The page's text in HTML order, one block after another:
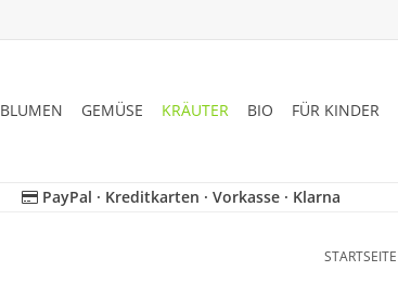
BLUMEN GEMÜSE KRÄUTER BIO FÜR KINDER
PayPal · Kreditkarten · Vorkasse · Klarna
STARTSEITE